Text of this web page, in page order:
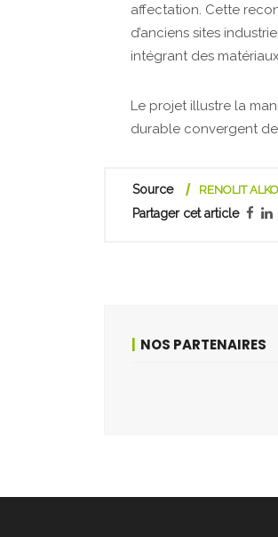
affectation. Cette
d’anciens sites
intégrant des
Le projet illustre la
durable convergent
Source RENOLIT
Partager cet article
NOS PARTENAIRES